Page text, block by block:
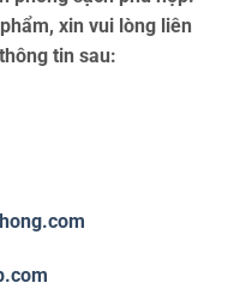
xin vui lòng liên
tin sau: